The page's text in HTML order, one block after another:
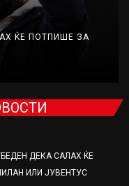
ЌЕ ПОТПИШЕ ЗА
ДЕКА САЛАХ ЌЕ
ИЛИ ЈУВЕНТУС